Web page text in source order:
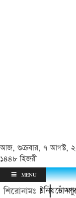
আজ, শুক্রবার, ৭ আগস্ট,
১৪৪৮ হিজরী
MENU
শিরোনামঃ চাঁদপুরে
ইউনিয়নে মাদক